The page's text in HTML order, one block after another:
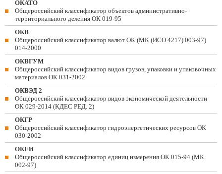
ОКАТО
Общероссийский классификатор объектов административно-
территориального деления ОК 019-95
ОКВ
Общероссийский классификатор валют ОК (МК (ИСО 4217) 003-97)
014-2000
ОКВГУМ
Общероссийский классификатор видов грузов, упаковки и упаковочных
материалов ОК 031-2002
ОКВЭД 2
Общероссийский классификатор видов экономической деятельности
ОК 029-2014 (КДЕС РЕД. 2)
ОКГР
Общероссийский классификатор гидроэнергетических ресурсов ОК
030-2002
ОКЕИ
Общероссийский классификатор единиц измерения ОК 015-94 (МК
002-97)